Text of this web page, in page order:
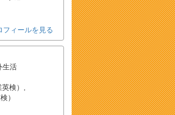
フィールを見る
生活
検）
）